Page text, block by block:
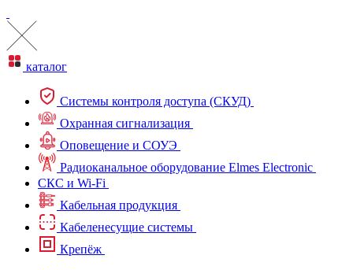
каталог
Системы контроля доступа (СКУД)
Охранная сигнализация
Оповещение и СОУЭ
Радиоканальное оборудование Elmes Electronic
СКС и Wi-Fi
Кабельная продукция
Кабеленесущие системы
Крепёж